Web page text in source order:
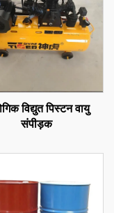
विद्युत पिस्टन वायु
संपीड़क